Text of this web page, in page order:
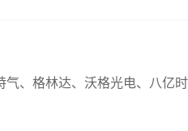
、格林达、沃格光电、八亿时